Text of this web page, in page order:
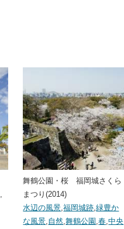
舞鶴公園・桜 福岡城さくら
まつり(2014)
水辺の風景 ,福岡城跡 ,緑豊か
な風景 自然 ,舞鶴公園 ,春 ,中央